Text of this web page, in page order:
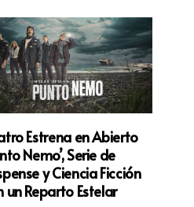
Estrena en Abierto
Nemo’, Serie de
y Ciencia Ficción
un Reparto Estelar